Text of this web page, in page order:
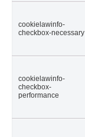
cookielawinfo-
checkbox-necessary
cookielawinfo-
checkbox-
performance